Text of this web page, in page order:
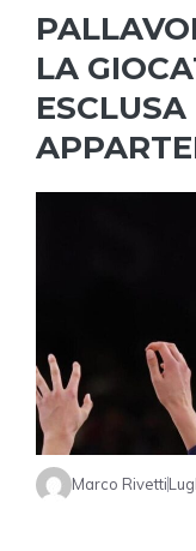
LA
Marco Rivetti